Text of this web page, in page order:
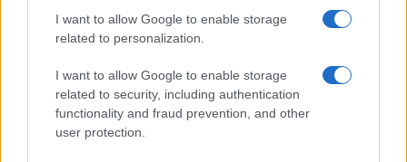
I want to allow Google to enable storage
related to personalization.
I want to allow Google to enable storage
related to security, including authentication
functionality and fraud prevention, and other
user protection.
ΤΟ ΠΑΡΟΝ ΤΗΣ ΚΥΡΙΑΚΗΣ